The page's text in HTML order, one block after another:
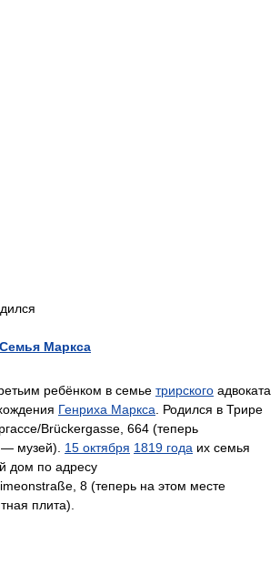
Семья Маркса
ребёнком в семье трирского адвоката
Генриха Маркса . Родился в Трире
Brückergasse, 664 (теперь
музей). 15 октября 1819 года их семья
дом по адресу
8 (теперь на этом месте
плита).